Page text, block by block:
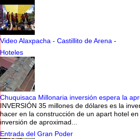
Video Alaxpacha - Castillito de Arena -
Hoteles
Chuquisaca Millonaria inversión espera la
INVERSIÓN 35 millones de dólares es la
hacer en la construcción de un apart hotel
inversión de aproximad...
Entrada del Gran Poder